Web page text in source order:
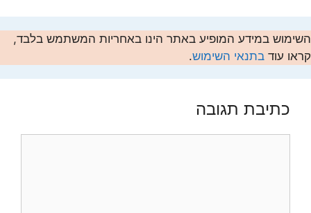
השימוש במידע המופיע באתר הינו באחריות המשתמש בלבד,
קראו עוד בתנאי השימוש.
כתיבת תגובה